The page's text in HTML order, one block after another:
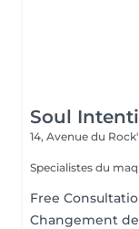
Soul
14, Avenue du
Specialistes du
Free
Changement